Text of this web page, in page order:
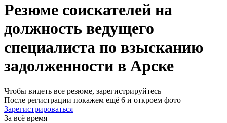
Резюме соискателей на
должность ведущего
специалиста по взысканию
задолженности в Арске
Чтобы видеть все резюме, зарегистрируйтесь
После регистрации покажем ещё 6 и откроем фото
Зарегистрироваться
За всё время